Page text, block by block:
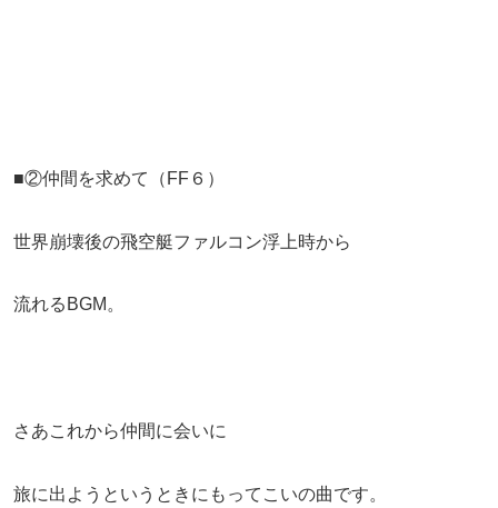
■②仲間を求めて（FF６）
世界崩壊後の飛空艇ファルコン浮上時から
流れるBGM。
さあこれから仲間に会いに
旅に出ようというときにもってこいの曲です。